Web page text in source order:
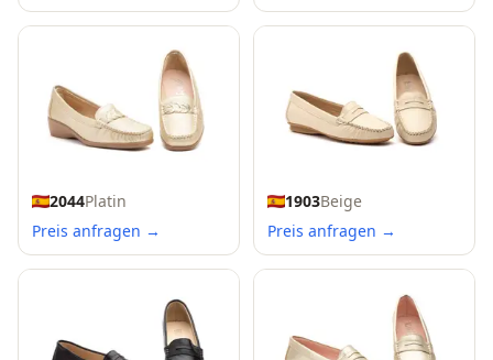
2044Platin
Preis anfragen →
1903Beige
Preis anfragen →